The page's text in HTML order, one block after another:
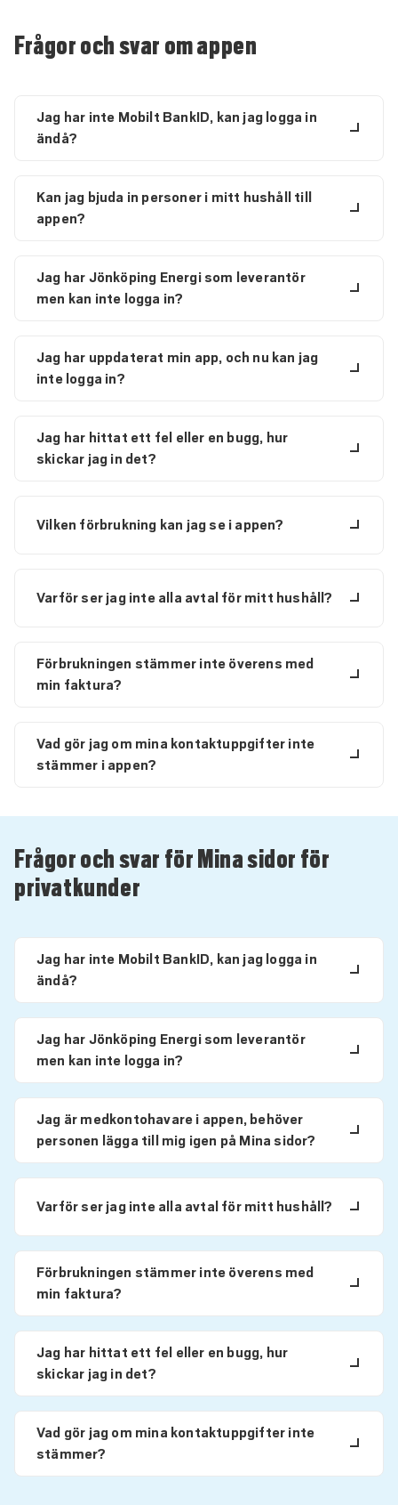
Frågor och svar om appen
Jag har inte Mobilt BankID, kan jag logga in
ändå?
Kan jag bjuda in personer i mitt hushåll till
appen?
Jag har Jönköping Energi som leverantör
men kan inte logga in?
Jag har uppdaterat min app, och nu kan jag
inte logga in?
Jag har hittat ett fel eller en bugg, hur
skickar jag in det?
Vilken förbrukning kan jag se i appen?
Varför ser jag inte alla avtal för mitt hushåll?
Förbrukningen stämmer inte överens med
min faktura?
Vad gör jag om mina kontaktuppgifter inte
stämmer i appen?
Frågor och svar för Mina sidor för
privatkunder
Jag har inte Mobilt BankID, kan jag logga in
ändå?
Jag har Jönköping Energi som leverantör
men kan inte logga in?
Jag är medkontohavare i appen, behöver
personen lägga till mig igen på Mina sidor?
Varför ser jag inte alla avtal för mitt hushåll?
Förbrukningen stämmer inte överens med
min faktura?
Jag har hittat ett fel eller en bugg, hur
skickar jag in det?
Vad gör jag om mina kontaktuppgifter inte
stämmer?